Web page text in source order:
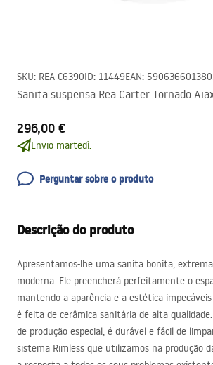
SKU: REA-C6390ID: 11449EAN:
Sanita suspensa Rea Carter Tornado
296,00 €
Envio martedì.
Perguntar sobre o produto
Descrição do produto
Apresentamos-lhe uma sanita bonita,
moderna. Ele preencherá perfeitamente o
mantendo a aparência e a estética
é feita de cerâmica sanitária de alta
de produção especial, é durável e fácil de
sistema Rimless que utilizamos na produção